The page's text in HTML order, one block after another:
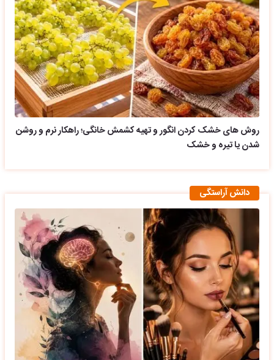
روش های خشک کردن انگور و تهیه کشمش خانگی؛ راهکار نرم و روشن
شدن یا تیره و خشک
دانش آراستگی